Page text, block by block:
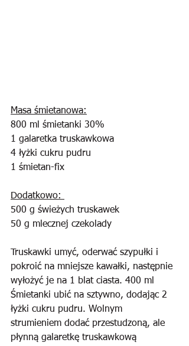
Masa śmietanowa:
800 ml śmietanki 30%
1 galaretka truskawkowa
4 łyżki cukru pudru
1 śmietan-fix
Dodatkowo:
500 g świeżych truskawek
50 g mlecznej czekolady
Truskawki umyć, oderwać szypułki i
pokroić na mniejsze kawałki, następnie
wyłożyć je na 1 blat ciasta. 400 ml
Śmietanki ubić na sztywno, dodając 2
łyżki cukru pudru. Wolnym
strumieniem dodać przestudzoną, ale
płynną galaretkę truskawkową